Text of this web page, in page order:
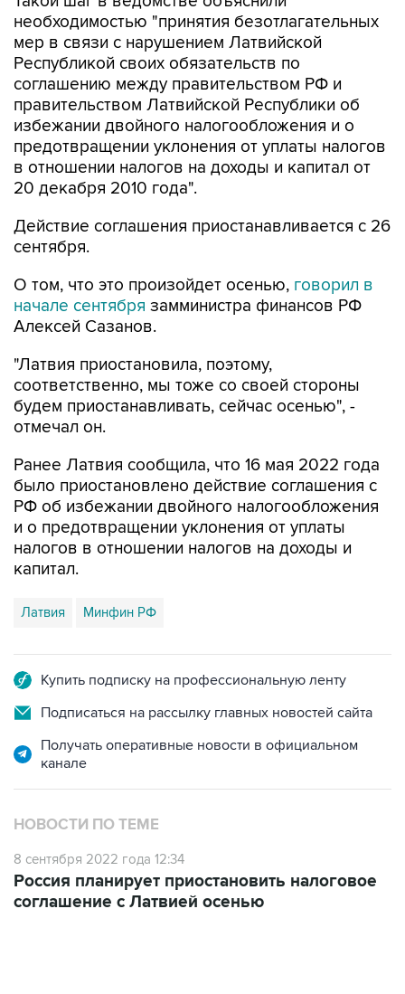
мер в связи с нарушением Латвийской
Республикой своих обязательств по
соглашению между правительством РФ и
правительством Латвийской Республики об
избежании двойного налогообложения и о
предотвращении уклонения от уплаты налогов
в отношении налогов на доходы и капитал от
20 декабря 2010 года".
Действие соглашения приостанавливается с 26
О том, что это произойдет осенью,
Алексей Сазанов.
"Латвия приостановила, поэтому,
будем приостанавливать, сейчас осенью", -
отмечал он.
Ранее Латвия сообщила, что 16 мая 2022 года
РФ об избежании двойного налогообложения
и о предотвращении уклонения от уплаты
налогов в отношении налогов на доходы и
капитал.
Латвия
Подписаться на рассылку главных новостей сайта
Получать оперативные новости в официальном
НОВОСТИ ПО ТЕМЕ
8 сентября 2022 года 12:34
соглашение с Латвией осенью